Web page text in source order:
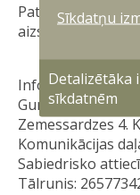
Pateicamies
aizsardzības
Informāciju
Guna Pričina
Zemessardzes 4.
Komunikācijas
Sabiedrisko
Tālrunis:
Sīkdatņu
Detalizētāka
sīkdatnēm